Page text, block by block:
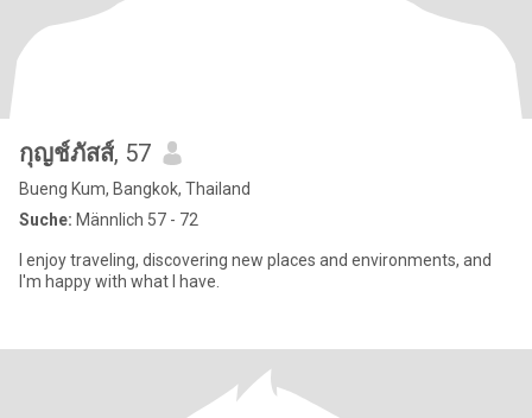
กุญช์ภัสส์, 57
Bueng Kum, Bangkok, Thailand
Suche: Männlich 57 - 72
I enjoy traveling, discovering new places and environments, and
I'm happy with what I have.